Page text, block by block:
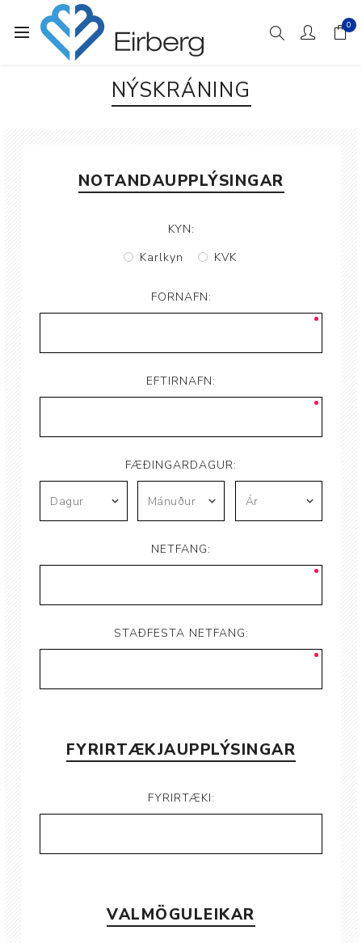
0
NÝSKRÁNING
NOTANDAUPPLÝSINGAR
KYN:
Karlkyn
KVK
FORNAFN:
EFTIRNAFN:
FÆÐINGARDAGUR:
NETFANG:
STAÐFESTA NETFANG:
FYRIRTÆKJAUPPLÝSINGAR
FYRIRTÆKI:
VALMÖGULEIKAR